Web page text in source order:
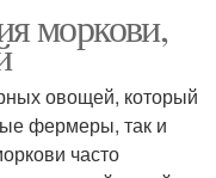
метод
моркови,
овощей, который
фермеры, так и
часто